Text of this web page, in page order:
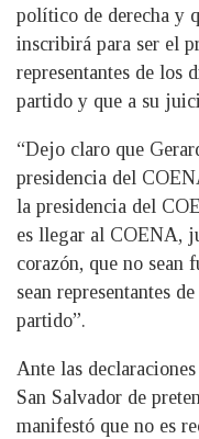
político de derecha y
inscribirá para ser el
representantes de los
partido y que a su
“Dejo claro que
presidencia del
la presidencia del
es llegar al COENA,
corazón, que no sean
sean representantes
partido”.
Ante las
San Salvador de
manifestó que no es